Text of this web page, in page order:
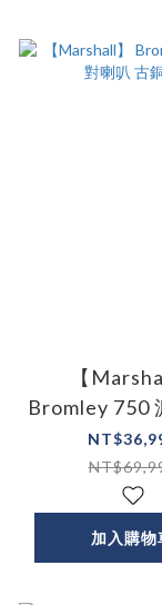
【
Bromley 750
古銅
加入購物